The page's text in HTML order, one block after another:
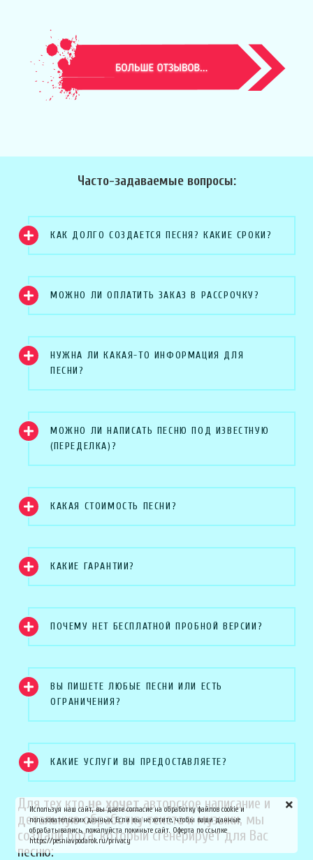
Часто-задаваемые вопросы:
КАК ДОЛГО СОЗДАЕТСЯ ПЕСНЯ? КАКИЕ СРОКИ?
МОЖНО ЛИ ОПЛАТИТЬ ЗАКАЗ В РАССРОЧКУ?
НУЖНА ЛИ КАКАЯ-ТО ИНФОРМАЦИЯ ДЛЯ
ПЕСНИ?
МОЖНО ЛИ НАПИСАТЬ ПЕСНЮ ПОД ИЗВЕСТНУЮ
(ПЕРЕДЕЛКА)?
КАКАЯ СТОИМОСТЬ ПЕСНИ?
КАКИЕ ГАРАНТИИ?
ПОЧЕМУ НЕТ БЕСПЛАТНОЙ ПРОБНОЙ ВЕРСИИ?
ВЫ ПИШЕТЕ ЛЮБЫЕ ПЕСНИ ИЛИ ЕСТЬ
ОГРАНИЧЕНИЯ?
КАКИЕ УСЛУГИ ВЫ ПРЕДОСТАВЛЯЕТЕ?
Для тех ктоне хочетавторское написание и
детальную обработку текста и музыки, мы
создали бота, который сгенерирует для Вас
песню:
Используя наш сайт, вы даете согласие на обработку файлов cookie и
пользовательских данных. Если вы не хотите, чтобы ваши данные
обрабатывались, пожалуйста покиньте сайт. Оферта по ссылке
https://pesniavpodarok.ru/privacy